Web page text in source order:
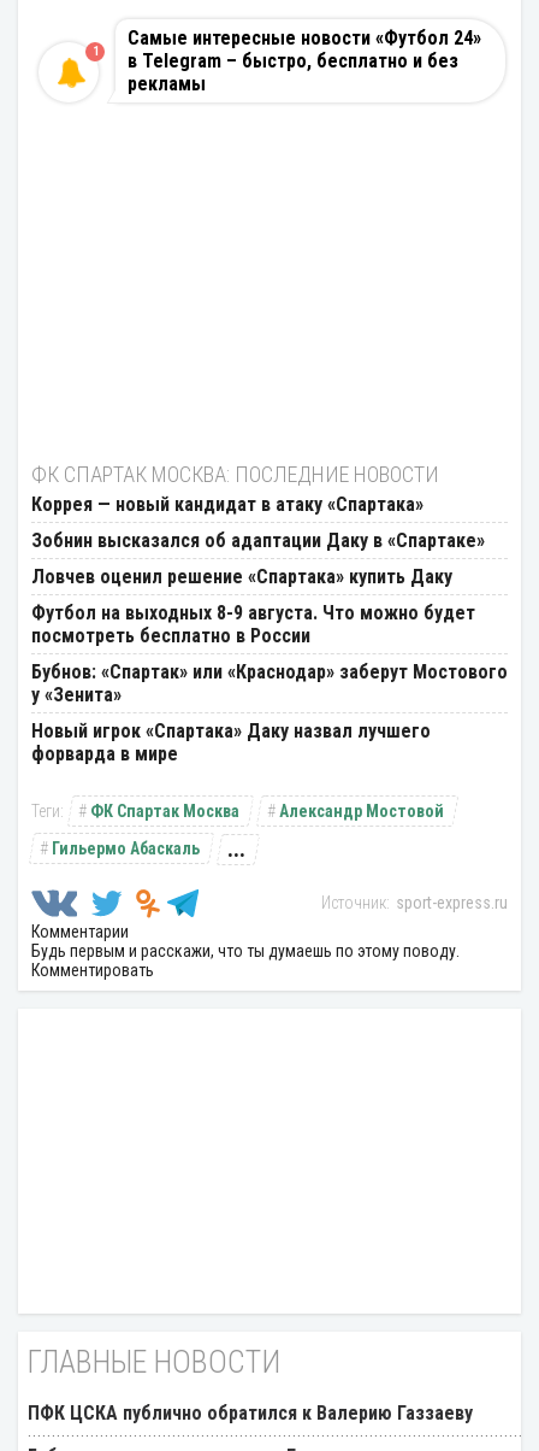
Самые интересные новости «Футбол 24»
в Telegram – быстро, бесплатно и без
рекламы
1
ФК СПАРТАК МОСКВА: ПОСЛЕДНИЕ НОВОСТИ
Коррея — новый кандидат в атаку «Спартака»
Зобнин высказался об адаптации Даку в «Спартаке»
Ловчев оценил решение «Спартака» купить Даку
Футбол на выходных 8-9 августа. Что можно будет
посмотреть бесплатно в России
Бубнов: «Спартак» или «Краснодар» заберут Мостового
у «Зенита»
Новый игрок «Спартака» Даку назвал лучшего
форварда в мире
ФК Спартак Москва
Александр Мостовой
Гильермо Абаскаль
...
sport-express.ru
Комментарии
Будь первым и расскажи, что ты думаешь по этому поводу.
Комментировать
ГЛАВНЫЕ НОВОСТИ
ПФК ЦСКА публично обратился к Валерию Газзаеву